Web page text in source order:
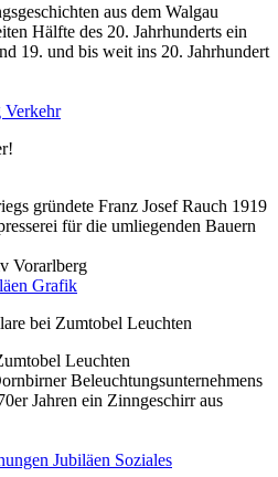
aus dem Walgau
Hälfte des 20. Jahrhunderts ein
19. und bis weit ins 20. Jahrhundert
Verkehr
gründete Franz Josef Rauch 1919
für die umliegenden Bauern
Vorarlberg
Grafik
Leuchten
Beleuchtungsunternehmens
Jahren ein Zinngeschirr aus
Jubiläen Soziales